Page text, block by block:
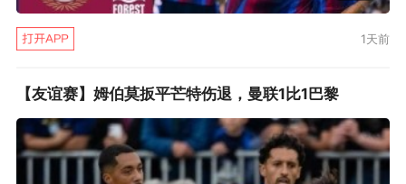
1天前
【友谊赛】姆伯莫扳平芒特伤退，曼联1比1巴黎